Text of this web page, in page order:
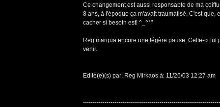
Ce changement est aussi responsable de ma
8 ans, à l'époque ça m'avait traumatisé. C'est
cacher si besoin est! ^_^°"
Reg marqua encore une légère pause. Celle-ci
venir.
Edité(e)(s) par: Reg Mirkaos à: 11/26/03 12:27 am